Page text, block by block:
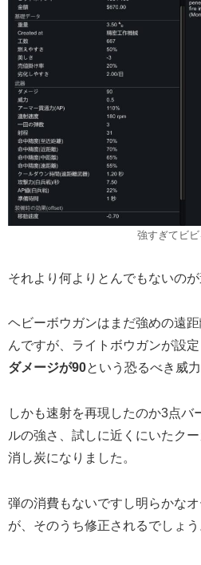
強すぎてビビ
それより何よりとんでもないのが
ヘビーボウガンはまだ強めの遠
んですが、ライトボウガンが設
ダメージが90という恐るべき威
しかも速射を再現したのか3点バ
ルの強さ、試しに近くにいたク
消し炭になりました。
弾の消費もないですし明らかな
が、そのうち修正されるでしょう